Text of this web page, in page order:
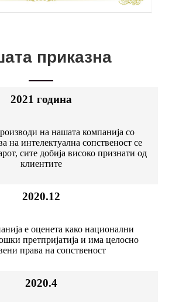
приказна
2021 година
на нашата компанија со
на интелектуална сопственост се
сите добија високо признати од
клиентите
2020.12
е оценета како национални
претпријатија и има целосно
права на сопственост
2020.4